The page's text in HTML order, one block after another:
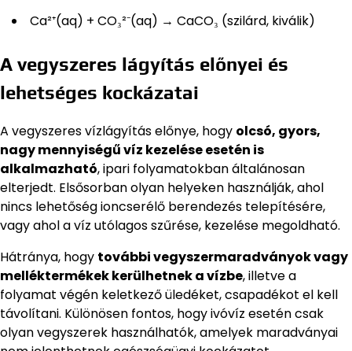
Ca²⁺(aq) + CO₃²⁻(aq) → CaCO₃ (szilárd, kiválik)
A vegyszeres lágyítás előnyei és
lehetséges kockázatai
A vegyszeres vízlágyítás előnye, hogy olcsó, gyors,
nagy mennyiségű víz kezelése esetén is
alkalmazható, ipari folyamatokban általánosan
elterjedt. Elsősorban olyan helyeken használják, ahol
nincs lehetőség ioncserélő berendezés telepítésére,
vagy ahol a víz utólagos szűrése, kezelése megoldható.
Hátránya, hogy további vegyszermaradványok vagy
melléktermékek kerülhetnek a vízbe, illetve a
folyamat végén keletkező üledéket, csapadékot el kell
távolítani. Különösen fontos, hogy ivóvíz esetén csak
olyan vegyszerek használhatók, amelyek maradványai